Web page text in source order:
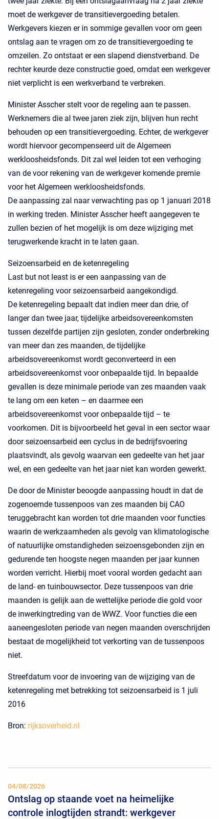
moet de werkgever de transitievergoeding betalen.
Werkgevers kiezen er in sommige gevallen voor om geen
ontslag aan te vragen om zo de transitievergoeding te
omzeilen. Zo ontstaat er een slapend dienstverband. De
rechter keurde deze constructie goed, omdat een werkgever
niet verplicht is een werkverband te verbreken.
Minister Asscher stelt voor de regeling aan te passen.
Werknemers die al twee jaren ziek zijn, blijven hun recht
behouden op een transitievergoeding. Echter, de werkgever
wordt hiervoor gecompenseerd uit de Algemeen
werkloosheidsfonds. Dit zal wel leiden tot een verhoging
van de voor rekening van de werkgever komende premie
voor het Algemeen werkloosheidsfonds.
De aanpassing zal naar verwachting pas op 1 januari 2018
in werking treden. Minister Asscher heeft aangegeven te
zullen bezien of het mogelijk is om deze wijziging met
terugwerkende kracht in te laten gaan.
Seizoensarbeid en de ketenregeling
Last but not least is er een aanpassing van de
ketenregeling voor seizoensarbeid aangekondigd.
De ketenregeling bepaalt dat indien meer dan drie, of
langer dan twee jaar, tijdelijke arbeidsovereenkomsten
tussen dezelfde partijen zijn gesloten, zonder onderbreking
van meer dan zes maanden, de tijdelijke
arbeidsovereenkomst wordt geconverteerd in een
arbeidsovereenkomst voor onbepaalde tijd. In bepaalde
gevallen is deze minimale periode van zes maanden vaak
te lang om een keten – en daarmee een
arbeidsovereenkomst voor onbepaalde tijd – te
voorkomen. Dit is bijvoorbeeld het geval in een sector waar
door seizoensarbeid een cyclus in de bedrijfsvoering
plaatsvindt, als gevolg waarvan een gedeelte van het jaar
wel, en een gedeelte van het jaar niet kan worden gewerkt.
De door de Minister beoogde aanpassing houdt in dat de
zogenoemde tussenpoos van zes maanden bij CAO
teruggebracht kan worden tot drie maanden voor functies
waarin de werkzaamheden als gevolg van klimatologische
of natuurlijke omstandigheden seizoensgebonden zijn en
gedurende ten hoogste negen maanden per jaar kunnen
worden verricht. Hierbij moet vooral worden gedacht aan
de land- en tuinbouwsector. Deze tussenpoos van drie
maanden is gelijk aan de wettelijke periode die gold voor
de inwerkingtreding van de WWZ. Voor functies die een
aaneengesloten periode van negen maanden overschrijden
bestaat de mogelijkheid tot verkorting van de tussenpoos
niet.
Streefdatum voor de invoering van de wijziging van de
ketenregeling met betrekking tot seizoensarbeid is 1 juli
2016
Bron: rijksoverheid.nl
04/08/2026
Ontslag op staande voet na heimelijke
controle inlogtijden strandt: werkgever